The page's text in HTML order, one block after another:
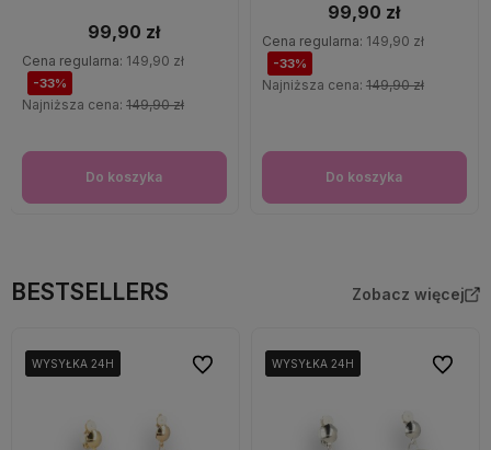
99,90 zł
Cena regularna: 149,90 zł
-33%
Najniższa cena:149,90 zł
Do koszyka
99,90 zł
Cena regularna: 149,90 zł
-33%
Najniższa cena: 149,90 zł
Do koszyka
BESTSELLERS Zobacz więcej
WYSYŁKA 24H
WYSYŁKA 24H
WYSYŁKA 24H Do ulubionychWYSYŁKA 24H
WYSYŁKA 24H
WYSYŁKA 24H Do